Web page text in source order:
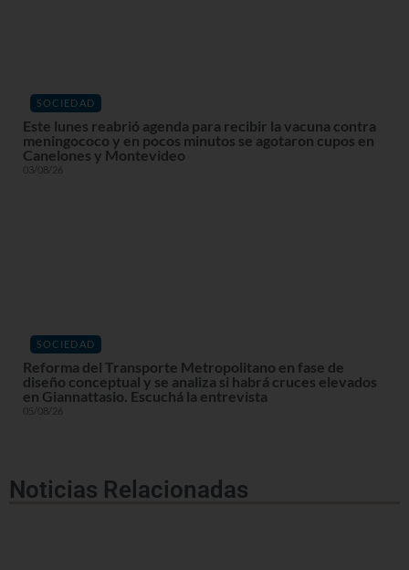
SOCIEDAD
Este lunes reabrió agenda para recibir la vacuna contra
meningococo y en pocos minutos se agotaron cupos en
Canelones y Montevideo
03/08/26
SOCIEDAD
Reforma del Transporte Metropolitano en fase de
diseño conceptual y se analiza si habrá cruces elevados
en Giannattasio. Escuchá la entrevista
05/08/26
Noticias Relacionadas